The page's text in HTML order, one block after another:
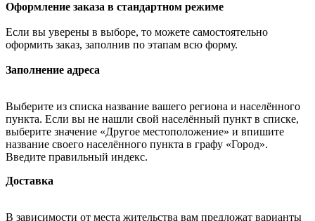
Оформление заказа в стандартном режиме
Если вы уверены в выборе, то можете самостоятельно
оформить заказ, заполнив по этапам всю форму.
Заполнение адреса
Выберите из списка название вашего региона и населённого
пункта. Если вы не нашли свой населённый пункт в списке,
выберите значение «Другое местоположение» и впишите
название своего населённого пункта в графу «Город».
Введите правильный индекс.
Доставка
В зависимости от места жительства вам предложат варианты